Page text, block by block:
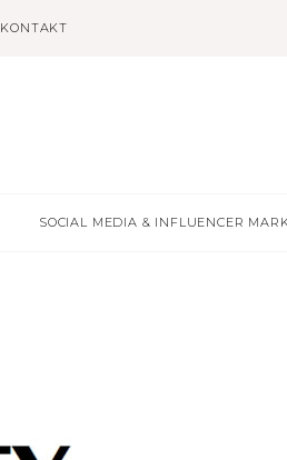
KONTAKT
SOCIAL MEDIA & INFLUENCER